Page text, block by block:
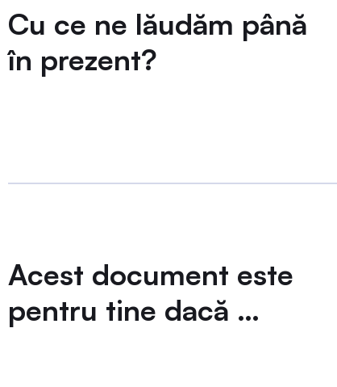
Cu ce ne lăudăm până
în prezent?
Acest document este
pentru tine dacă …